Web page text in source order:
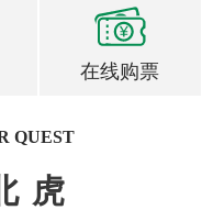
在线购票
QUEST
虎